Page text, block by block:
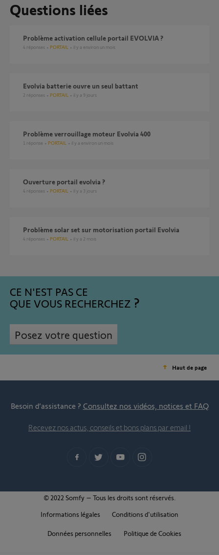
Questions liées
Problème activation cellule portail EVOLVIA ?
4 réponses PORTAIL il y a environ un mois
Evolvia batterie ouvre un seul battant
2 réponses PORTAIL il y a 9 jours
Problème verrouillage moteur Evolvia 400
1 réponse PORTAIL il y a environ un mois
ouverture portail evolvia ?
4 réponses PORTAIL il y a 3 jours
Problème solar set sur motorisation portail Evolvia
4 réponses PORTAIL il y a 2 mois
CE N'EST PAS CE
QUE VOUS RECHERCHEZ
Posez votre question
Haut de page
Besoin d’assistance ? Consultez nos vidéos, notices et FAQ
Recevez nos actus, conseils et bons plans par email !
© 2022 Somfy – Tous les droits sont réservés.
Informations légales
Conditions d'utilisation
Données personnelles Politique de Cookies